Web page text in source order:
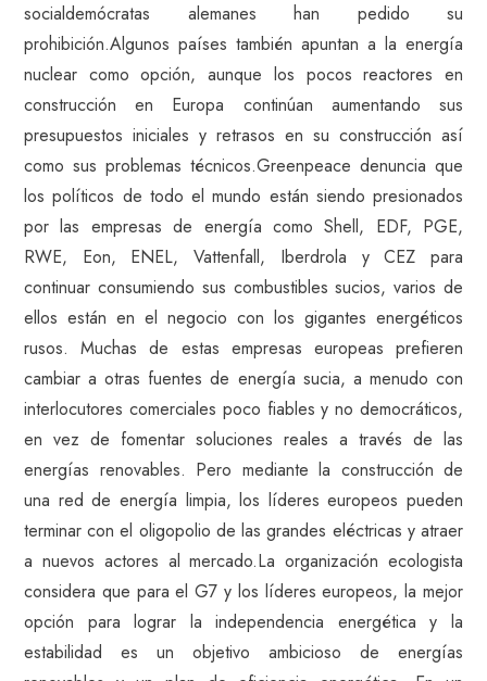
socialdemócratas alemanes han pedido su
prohibición.Algunos países también apuntan a la energía
nuclear como opción, aunque los pocos reactores en
construcción en Europa continúan aumentando sus
presupuestos iniciales y retrasos en su construcción así
como sus problemas técnicos.Greenpeace denuncia que
los políticos de todo el mundo están siendo presionados
por las empresas de energía como Shell, EDF, PGE,
RWE, Eon, ENEL, Vattenfall, Iberdrola y CEZ para
continuar consumiendo sus combustibles sucios, varios de
ellos están en el negocio con los gigantes energéticos
rusos. Muchas de estas empresas europeas prefieren
cambiar a otras fuentes de energía sucia, a menudo con
interlocutores comerciales poco fiables y no democráticos,
en vez de fomentar soluciones reales a través de las
energías renovables. Pero mediante la construcción de
una red de energía limpia, los líderes europeos pueden
terminar con el oligopolio de las grandes eléctricas y atraer
a nuevos actores al mercado.La organización ecologista
considera que para el G7 y los líderes europeos, la mejor
opción para lograr la independencia energética y la
estabilidad es un objetivo ambicioso de energías